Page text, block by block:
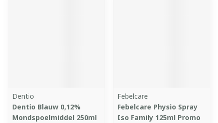
Dentio
Dentio Blauw 0,12%
Mondspoelmiddel 250ml
Febelcare
Febelcare Physio Spray
Iso Family 125ml Promo